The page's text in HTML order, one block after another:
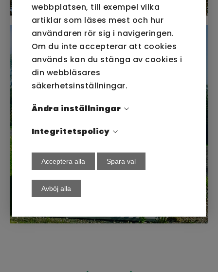
webbplatsen, till exempel vilka
artiklar som läses mest och hur
användaren rör sig i navigeringen.
Om du inte accepterar att cookies
används kan du stänga av cookies i
din webbläsares
säkerhetsinställningar.
Ändra inställningar
Integritetspolicy
Acceptera alla Spara val
Avböj alla